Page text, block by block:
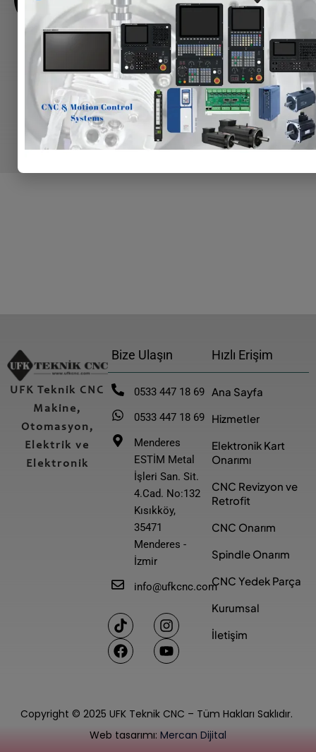
UFK Teknik CNC
Makine,
Otomasyon,
Elektrik ve
Elektronik
Bize Ulaşın
0533 447 18 69
0533 447 18 69
Menderes
ESTİM Metal
İşleri San. Sit.
4.Cad. No:132
Kısıkköy,
35471
Menderes -
İzmir
info@ufkcnc.com
T
i
k
t
I
n
s
t
a
m
F
a
c
e
k
Y
o
u
t
Hızlı Erişim
Ana Sayfa
Hizmetler
Elektronik Kart
Onarımı
CNC Revizyon ve
Retrofit
CNC Onarım
Spindle Onarım
CNC Yedek Parça
Kurumsal
İletişim
Copyright © 2025 UFK Teknik CNC – Tüm Hakları Saklıdır.
Web tasarımı: Mercan Dijital